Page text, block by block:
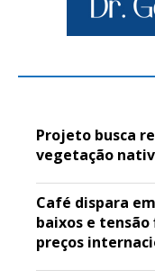
Projeto busca
vegetação
Café dispara
baixos e
preços